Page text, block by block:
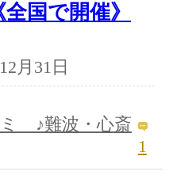
国で開催》
月31日
♪難波・心斎
1